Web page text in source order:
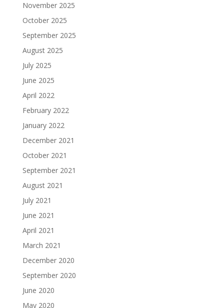
November 2025
October 2025
September 2025
August 2025
July 2025
June 2025
April 2022
February 2022
January 2022
December 2021
October 2021
September 2021
August 2021
July 2021
June 2021
April 2021
March 2021
December 2020
September 2020
June 2020
May 2020